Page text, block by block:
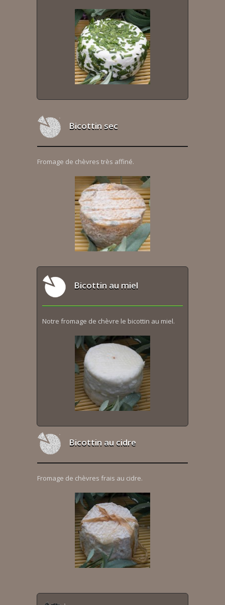
Bicottin sec
Fromage de chèvres très affiné.
Bicottin au miel
Notre fromage de chèvre le bicottin au miel.
Bicottin au cidre
Fromage de chèvres frais au cidre.